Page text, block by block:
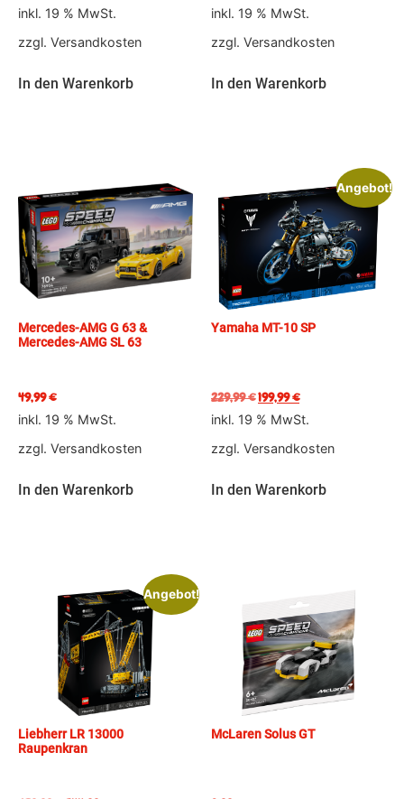
inkl. 19 % MwSt.
zzgl. Versandkosten
In den Warenkorb
inkl. 19 % MwSt.
zzgl. Versandkosten
In den Warenkorb
Mercedes-AMG G 63 &
Mercedes-AMG SL 63
49,99€
inkl. 19 % MwSt.
zzgl. Versandkosten
In den Warenkorb
Angebot!
Yamaha MT-10 SP
229,99€199,99€
inkl. 19 % MwSt.
zzgl. Versandkosten
In den Warenkorb
Angebot!
Liebherr LR 13000
Raupenkran
McLaren Solus GT